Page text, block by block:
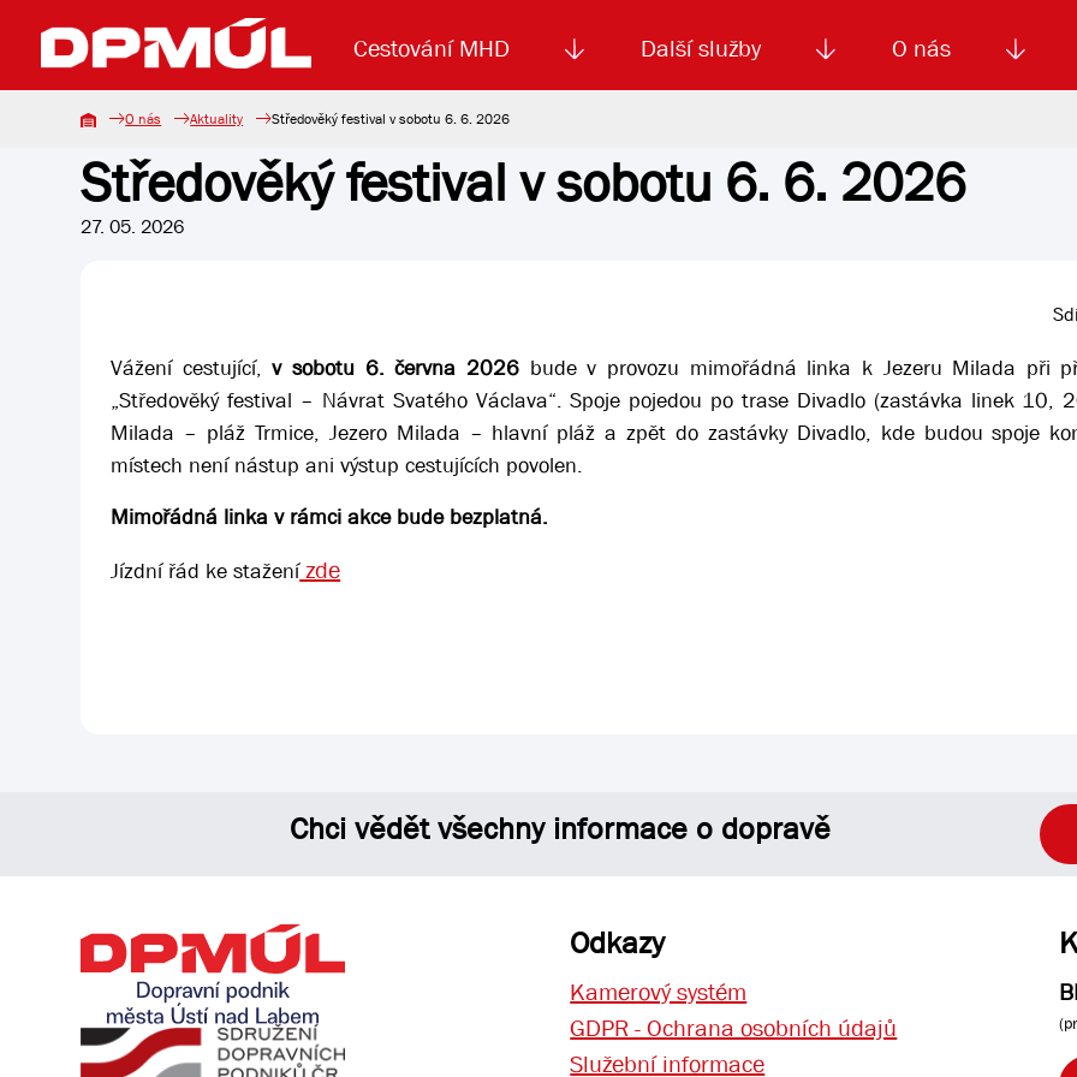
Cestování MHD
Uzavření mostu Dr. E. Beneše Koupit jízdenku Jízdné MHD El. jízdenka (EOS)
Další služby
Lanová dráha Reklama Smluvní doprava Autoškola
O nás
Základní údaje Aktuality Výběrová řízení Kariéra
O nás Aktuality Středověký festival v sobotu 6. 6. 2026
Středověký festival v sobotu 6. 6. 2026
27. 05. 2026
Vážení cestující, v sobotu 6. června 2026 bude v provozu mimořádná linka k Jezeru Milada při
„Středověký festival – Návrat Svatého Václava“. Spoje pojedou po trase Divadlo (zastávka linek 10,
Milada – pláž Trmice, Jezero Milada – hlavní pláž a zpět do zastávky Divadlo, kde budou spoje
místech není nástup ani výstup cestujících povolen.
Mimořádná linka v rámci akce bude bezplatná.
Jízdní řád ke staženízde
Chci vědět všechny informace o dopravě
Odkazy
Kamerový systém
GDPR - Ochrana osobních údajů
Služební informace